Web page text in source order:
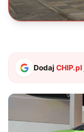
DodajCHIP.pl